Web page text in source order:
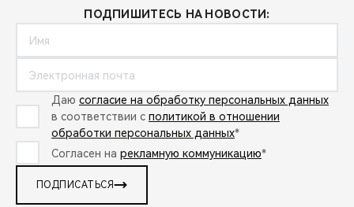
ПОДПИШИТЕСЬ НА НОВОСТИ:
Даю согласие на обработку персональных данных
в соответствии с политикой в отношении
обработки персональных данных*
Согласен на рекламную коммуникацию*
ПОДПИСАТЬСЯ